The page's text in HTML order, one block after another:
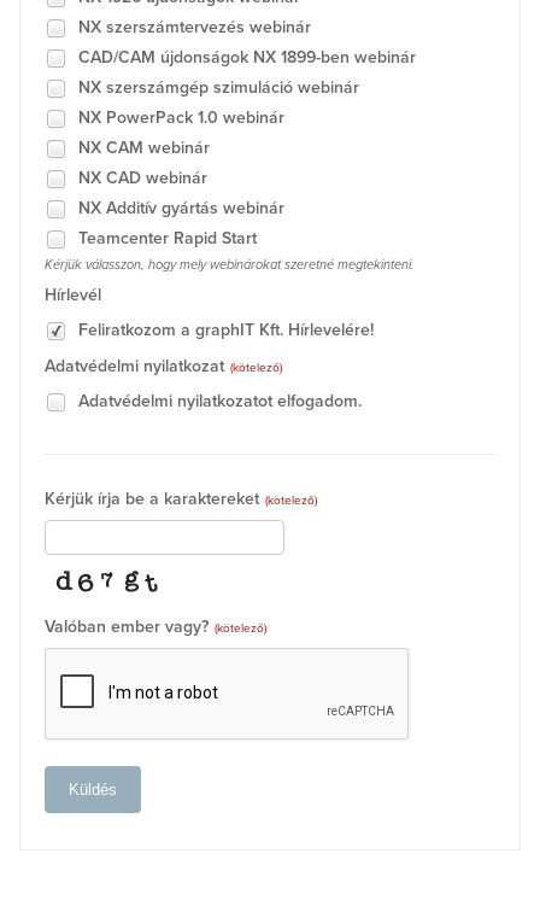
NX szerszámtervezés webinár
CAD/CAM újdonságok NX 1899-ben webinár
NX szerszámgép szimuláció webinár
NX PowerPack 1.0 webinár
NX CAM webinár
NX CAD webinár
NX Additív gyártás webinár
Teamcenter Rapid Start
Kérjük válasszon, hogy mely webinárokat szeretné megtekinteni.
Hírlevél
Feliratkozom a graphIT Kft. Hírlevelére!
Adatvédelmi nyilatkozat (kötelező)
Adatvédelmi nyilatkozatot elfogadom.
Kérjük írja be a karaktereket (kötelező)
Valóban ember vagy? (kötelező)
Küldés